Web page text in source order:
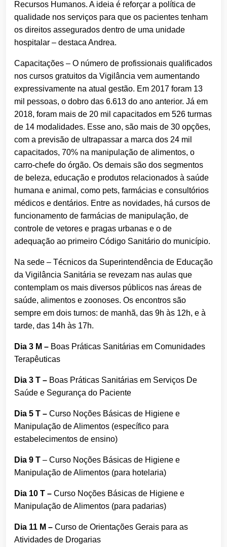
Recursos Humanos. A ideia é reforçar a política de
qualidade nos serviços para que os pacientes tenham
os direitos assegurados dentro de uma unidade
hospitalar – destaca Andrea.
Capacitações – O número de profissionais qualificados
nos cursos gratuitos da Vigilância vem aumentando
expressivamente na atual gestão. Em 2017 foram 13
mil pessoas, o dobro das 6.613 do ano anterior. Já em
2018, foram mais de 20 mil capacitados em 526 turmas
de 14 modalidades. Esse ano, são mais de 30 opções,
com a previsão de ultrapassar a marca dos 24 mil
capacitados, 70% na manipulação de alimentos, o
carro-chefe do órgão. Os demais são dos segmentos
de beleza, educação e produtos relacionados à saúde
humana e animal, como pets, farmácias e consultórios
médicos e dentários. Entre as novidades, há cursos de
funcionamento de farmácias de manipulação, de
controle de vetores e pragas urbanas e o de
adequação ao primeiro Código Sanitário do município.
Na sede – Técnicos da Superintendência de Educação
da Vigilância Sanitária se revezam nas aulas que
contemplam os mais diversos públicos nas áreas de
saúde, alimentos e zoonoses. Os encontros são
sempre em dois turnos: de manhã, das 9h às 12h, e à
tarde, das 14h às 17h.
Dia 3 M – Boas Práticas Sanitárias em Comunidades
Terapêuticas
Dia 3 T – Boas Práticas Sanitárias em Serviços De
Saúde e Segurança do Paciente
Dia 5 T – Curso Noções Básicas de Higiene e
Manipulação de Alimentos (específico para
estabelecimentos de ensino)
Dia 9 T – Curso Noções Básicas de Higiene e
Manipulação de Alimentos (para hotelaria)
Dia 10 T – Curso Noções Básicas de Higiene e
Manipulação de Alimentos (para padarias)
Dia 11 M – Curso de Orientações Gerais para as
Atividades de Drogarias